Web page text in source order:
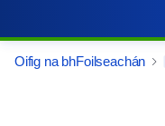
Oifig na bhFoilseachán